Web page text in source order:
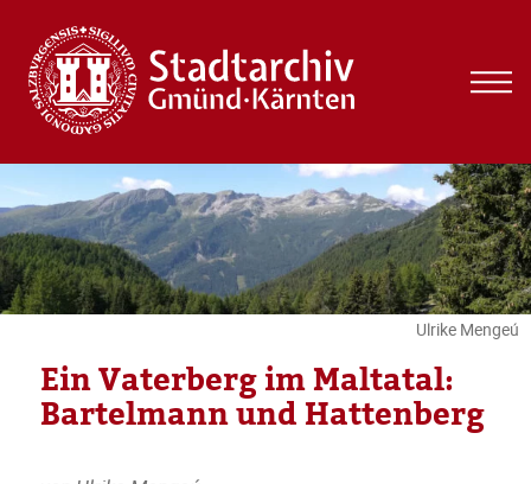
Ulrike Mengeú
Ein Vaterberg im Maltatal:
Bartelmann und Hattenberg